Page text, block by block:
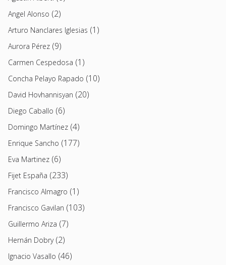
Angel Alonso (2)
Arturo Nanclares Iglesias (1)
Aurora Pérez (9)
Carmen Cespedosa (1)
Concha Pelayo Rapado (10)
David Hovhannisyan (20)
Diego Caballo (6)
Domingo Martínez (4)
Enrique Sancho (177)
Eva Martinez (6)
Fijet España (233)
Francisco Almagro (1)
Francisco Gavilan (103)
Guillermo Ariza (7)
Hernán Dobry(2)
Ignacio Vasallo (46)